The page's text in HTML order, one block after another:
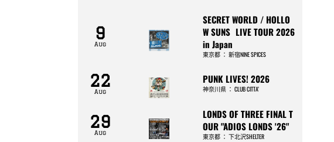
9
Aug
SECRET WORLD / HOLLO
W SUNS LIVE TOUR 2026
in Japan
東京都： 新宿NINE SPICES
22
Aug
PUNK LIVES! 2026
神奈川県： CLUB CITTA’
29
Aug
LONDS OF THREE FINAL T
OUR "ADIOS LONDS '26"
東京都： 下北沢SHELTER